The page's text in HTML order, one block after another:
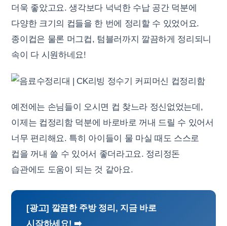
더욱 좋았고요. 생각보다 넉넉한 수납 공간 덕분에
다양한 크기의 컵들을 한 번에 정리할 수 있었어요.
종이컵은 물론 머그컵, 텀블러까지 깔끔하게 정리되니
속이 다 시원하네요!
예전에는 손님들이 오시면 컵 찾느라 정신없었는데,
이제는 컵정리함 덕분에 바로바로 꺼내 드릴 수 있어서
너무 편리해요. 특히 아이들이 물 마실 때도 스스로
컵을 꺼내 쓸 수 있어서 좋더라고요. 정리정돈
습관에도 도움이 되는 것 같아요.
[광고] 깔끔한 주방 정리, 지금 바로
시작하세요! ➡️